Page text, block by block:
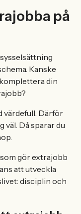
på
Kanske
din
värdefull. Därför
väl. Då sparar du
gör extrajobb
att utveckla
disciplin och